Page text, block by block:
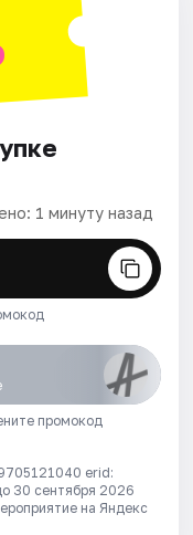
1 минуту назад
промокод
erid:
30 сентября 2026
на Яндекс